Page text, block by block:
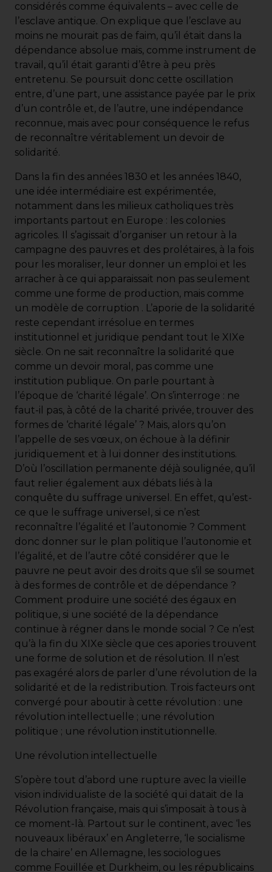
considérés comme équivalents – avec celle de
l’esclave antique. On explique que l’esclave au
moins ne mourait pas de faim, qu’il était dans la
dépendance absolue mais, comme instrument de
travail, qu’il était garanti d’être à peu près
entretenu. Se poursuit donc cette oscillation
entre, d’une part, une assistance payée par le prix
d’un contrôle et, de l’autre, une indépendance
reconnue, mais avec pour conséquence le refus
de reconnaître véritablement un devoir de
solidarité.
Dans la fin des années 1830 et les années 1840,
une idée intermédiaire est expérimentée,
notamment dans les milieux catholiques très
importants partout en Europe : les colonies
agricoles. Il s’agissait d’organiser un retour à la
campagne des pauvres et des prolétaires, à la fois
pour les moraliser, leur donner un emploi et les
arracher à ce qui apparaissait non pas seulement
comme une forme de production, mais comme
un modèle de corruption . L’aporie de la solidarité
reste cependant irrésolue en termes
institutionnel et juridique pendant tout le XIXe
siècle. On ne sait reconnaître la solidarité que
comme un devoir moral, pas comme une
institution publique. On parle pourtant à
l’époque de ‘charité légale’. On s’interroge : ne
faut-il pas, à côté de la charité privée, trouver des
formes de ‘charité légale’ ? Mais, alors qu’on
l’appelle de ses vœux, on échoue à la définir
juridiquement et à lui donner des institutions.
D’où l’oscillation permanente déjà soulignée, qu’il
faut relier également aux débats liés à la
conquête du suffrage universel. En effet, qu’est-
ce que le suffrage universel, si ce n’est
reconnaître l’égalité et l’autonomie ? Comment
donc donner sur le plan politique l’autonomie et
l’égalité, et de l’autre côté considérer que le
pauvre ne peut avoir des droits que s’il se soumet
à des formes de contrôle et de dépendance ?
Comment produire une société des égaux en
politique, si une société de la dépendance
continue à régner dans le monde social ? Ce n’est
qu’à la fin du XIXe siècle que ces apories trouvent
une forme de solution et de résolution. Il n’est
pas exagéré alors de parler d’une révolution de la
solidarité et de la redistribution. Trois facteurs ont
convergé pour aboutir à cette révolution : une
révolution intellectuelle ; une révolution
politique ; une révolution institutionnelle.
Une révolution intellectuelle
S’opère tout d’abord une rupture avec la vieille
vision individualiste de la société qui datait de la
Révolution française, mais qui s’imposait à tous à
ce moment-là. Partout sur le continent, avec ‘les
nouveaux libéraux’ en Angleterre, ‘le socialisme
de la chaire’ en Allemagne, les sociologues
comme Fouillée et Durkheim, ou les républicains